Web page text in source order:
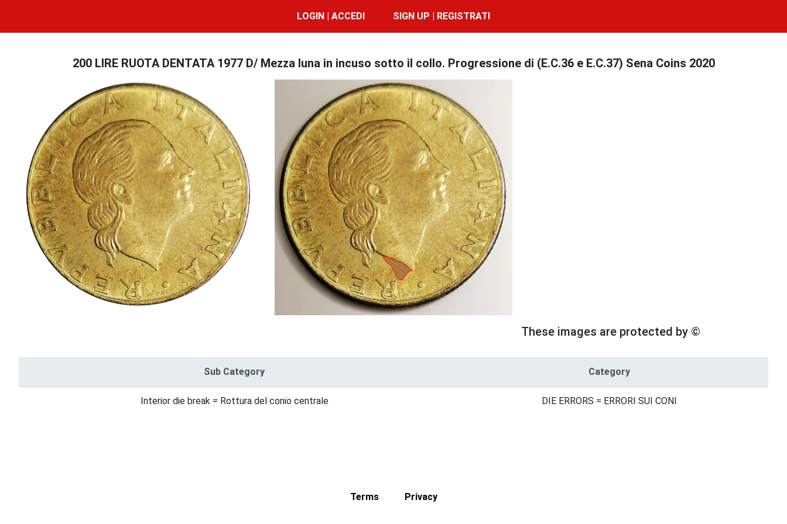
LOGIN | ACCEDI SIGN UP | REGISTRATI
200 LIRE RUOTA DENTATA 1977 D/ Mezza luna in incuso sotto il collo. Progressione di (E.C.36 e E.C.37) Sena Coins 2020
These images are protected by ©
Sub Category Category
Interior die break = Rottura del conio centrale DIE ERRORS = ERRORI SUI CONI
Terms Privacy